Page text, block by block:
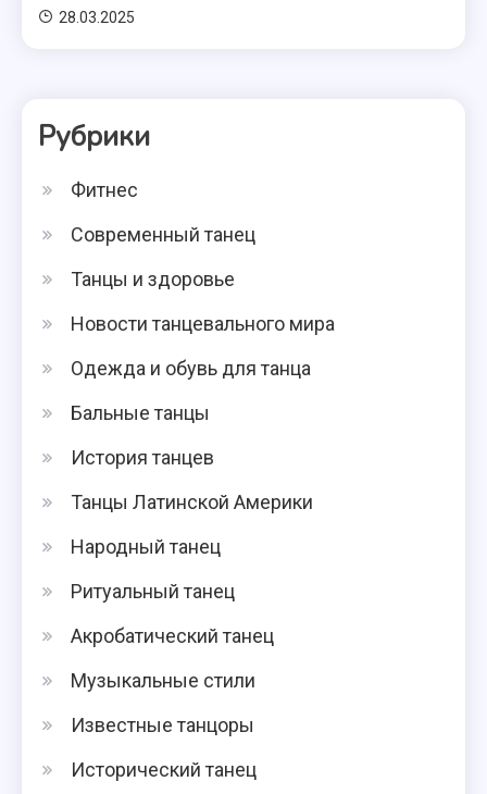
28.03.2025
Рубрики
Фитнес
Современный танец
Танцы и здоровье
Новости танцевального мира
Одежда и обувь для танца
Бальные танцы
История танцев
Танцы Латинской Америки
Народный танец
Ритуальный танец
Акробатический танец
Музыкальные стили
Известные танцоры
Исторический танец